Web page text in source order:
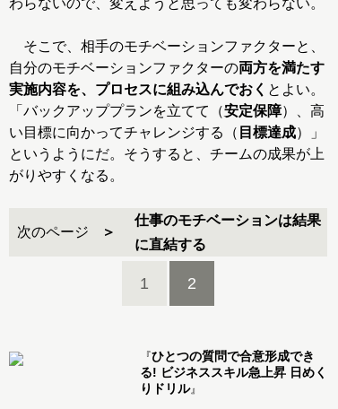
そこで、相手のモチベーションファクターと、
自分のモチベーションファクターの両方を満たす
実施内容を、プロセスに組み込んでおく とよい。
「バックアッププランを立てて（安定保障）、高
い目標に向かってチャレンジする（ 目標達成）」
というようにだ。そうすると、チームの成果が上
がりやすくなる。
次のページ
仕事のモチベーションは結果
に直結する
1 2
『ひとつの質問で合意形成でき
る! ビジネススキル急上昇 日めく
りドリル』